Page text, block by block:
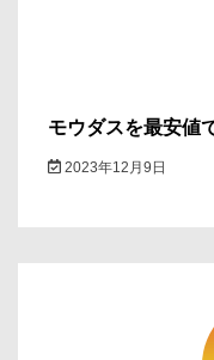
モウダスを最安値
2023年12月9日